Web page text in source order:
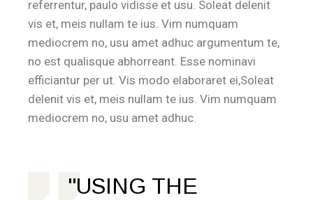
referrentur, paulo vidisse et usu. Soleat delenit
vis et, meis nullam te ius. Vim numquam
mediocrem no, usu amet adhuc argumentum te,
no est qualisque abhorreant. Esse nominavi
efficiantur per ut. Vis modo elaboraret ei,Soleat
delenit vis et, meis nullam te ius. Vim numquam
mediocrem no, usu amet adhuc.
USING THE